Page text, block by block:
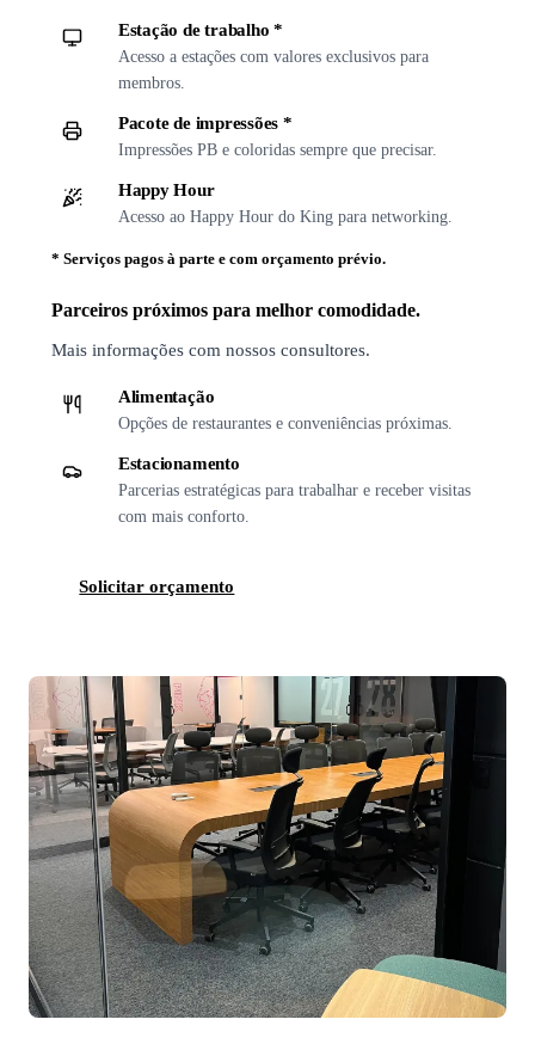
Estação de trabalho *
Acesso a estações com valores exclusivos para
membros.
Pacote de impressões *
Impressões PB e coloridas sempre que precisar.
Happy Hour
Acesso ao Happy Hour do King para networking.
*Serviços pagos à parte e com orçamento prévio.
Parceiros próximos para melhor comodidade.
Mais informações com nossos consultores.
Alimentação
Opções de restaurantes e conveniências próximas.
Estacionamento
Parcerias estratégicas para trabalhar e receber visitas
com mais conforto.
Solicitar orçamento